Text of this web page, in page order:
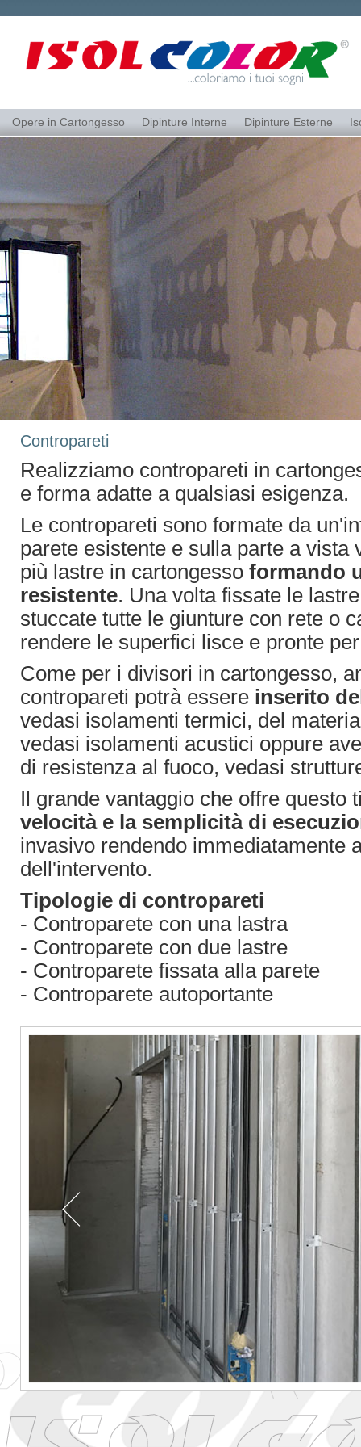
Opere in Cartongesso Dipinture Interne Dipinture Esterne
Contropareti
Realizziamo contropareti in
e forma adatte a qualsiasi esigenza.
Le contropareti sono formate da
parete esistente e sulla parte a vista
più lastre in cartongesso formando
resistente. Una volta fissate le
stuccate tutte le giunture con rete o
rendere le superfici lisce e pronte
Come per i divisori in cartongesso,
contropareti potrà essere inserito
vedasi isolamenti termici, del
vedasi isolamenti acustici oppure
di resistenza al fuoco, vedasi
Il grande vantaggio che offre questo
velocità e la semplicità di
invasivo rendendo immediatamente
dell'intervento.
Tipologie di contropareti
- Controparete con una lastra
- Controparete con due lastre
- Controparete fissata alla parete
- Controparete autoportante